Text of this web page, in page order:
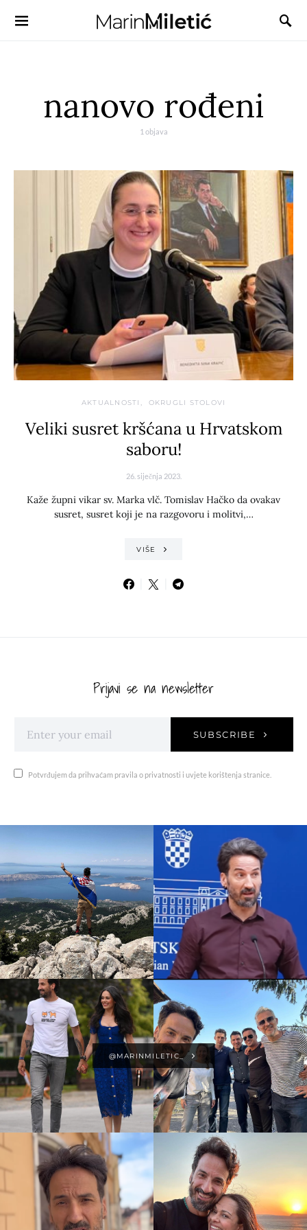
nanovo rođeni
1 objava
AKTUALNOSTI OKRUGLI STOLOVI
Veliki susret kršćana u Hrvatskom
saboru!
26. siječnja 2023.
Kaže župni vikar sv. Marka vlč. Tomislav Hačko da ovakav
susret, susret koji je na razgovoru i molitvi,…
VIŠE
Prijavi se na newsletter
SUBSCRIBE
Potvrđujem da prihvaćam pravila o privatnosti i uvjete korištenja stranice.
@MARINMILETIC_